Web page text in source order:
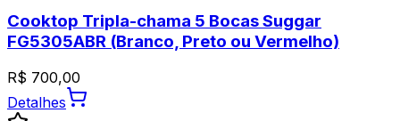
Cooktop Tripla-chama 5 Bocas Suggar
FG5305ABR (Branco, Preto ou Vermelho)
R$ 700,00
Detalhes